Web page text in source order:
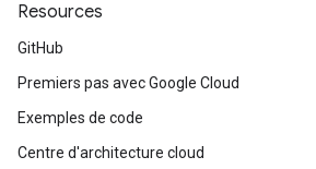
Resources
GitHub
Premiers pas avec Google Cloud
Exemples de code
Centre d'architecture cloud